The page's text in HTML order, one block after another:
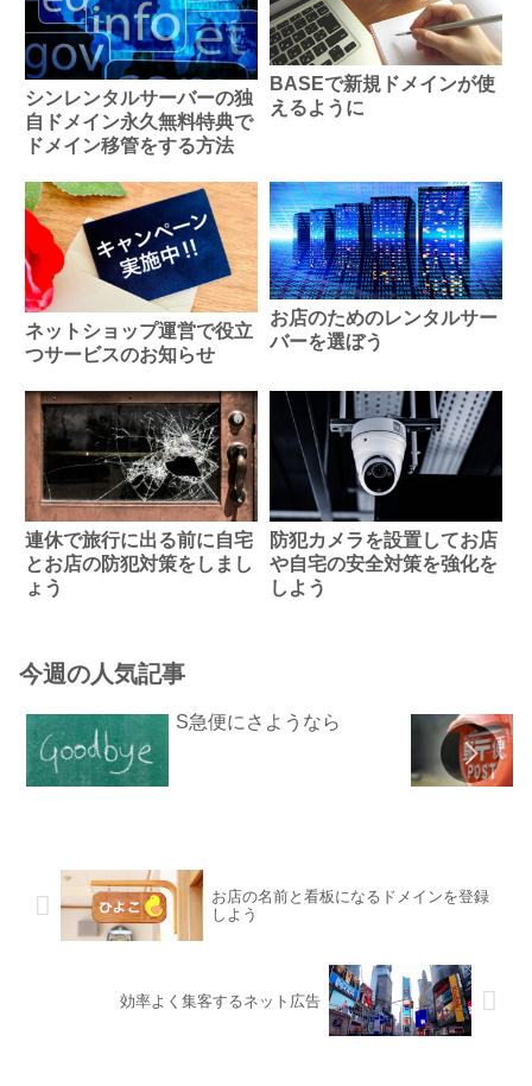
シンレンタルサーバーの独
自ドメイン永久無料特典で
ドメイン移管をする方法
BASEで新規ドメインが使
えるように
ネットショップ運営で役立
つサービスのお知らせ
お店のためのレンタルサー
バーを選ぼう
連休で旅行に出る前に自宅
とお店の防犯対策をしまし
ょう
防犯カメラを設置してお店
や自宅の安全対策を強化を
しよう
今週の人気記事
S急便にさようなら
お店の名前と看板になるドメインを登録
しよう
効率よく集客するネット広告